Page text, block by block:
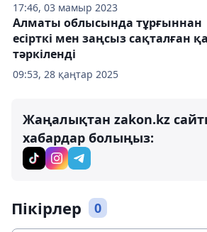
17:46, 03 мамыр 2023
09:53, 28 қаңтар 2025
Алматы облысында тұрғыннан
есірткі мен заңсыз сақталған
тәркіленді
Жаңалықтан zakon.kz
хабардар болыңыз:
Пікірлер 0